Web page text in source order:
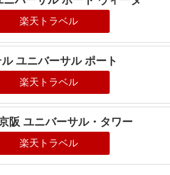
楽天トラベル
ユニバーサル ポート
楽天トラベル
阪 ユニバーサル・タワー
楽天トラベル